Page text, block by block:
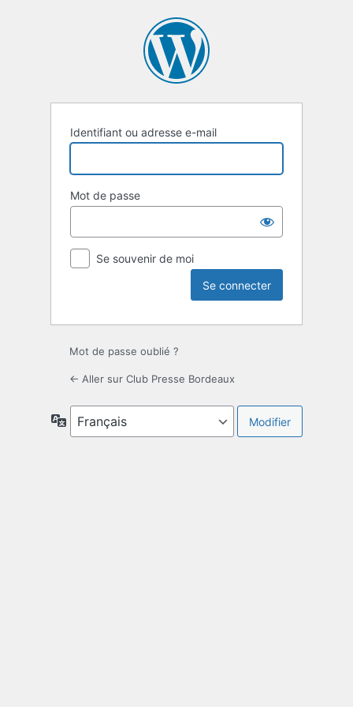
Identifiant ou adresse e-mail
Mot de passe
Se souvenir de moi
Mot de passe oublié ?
← Aller sur Club Presse Bordeaux
Langue